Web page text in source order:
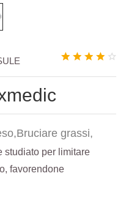
grassi,
studiato per limitare
favorendone